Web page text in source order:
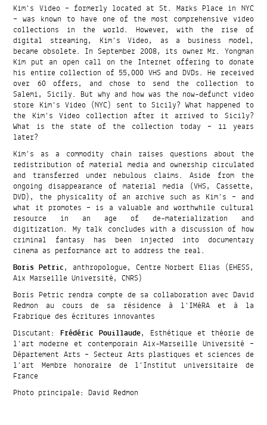
Kim’s Video – formerly located at St. Marks Place in NYC
– was known to have one of the most comprehensive video
collections in the world. However, with the rise of
digital streaming, Kim’s Video, as a business model,
became obsolete. In September 2008, its owner Mr. Yongman
Kim put an open call on the Internet offering to donate
his entire collection of 55,000 VHS and DVDs. He received
over 60 offers, and chose to send the collection to
Salemi, Sicily. But why and how was the now-defunct video
store Kim’s Video (NYC) sent to Sicily? What happened to
the Kim’s Video collection after it arrived to Sicily?
What is the state of the collection today – 11 years
later?
Kim’s as a commodity chain raises questions about the
redistribution of material media and ownership circulated
and transferred under nebulous claims. Aside from the
ongoing disappearance of material media (VHS, Cassette,
DVD), the physicality of an archive such as Kim’s – and
what it promotes – is a valuable and worthwhile cultural
resource in an age of de-materialization and
digitization. My talk concludes with a discussion of how
criminal fantasy has been injected into documentary
cinema as performance art to address the real.
Boris Petric, anthropologue, Centre Norbert Elias (EHESS,
Aix Marseille Université, CNRS)
Boris Petric rendra compte de sa collaboration avec David
Redmon au cours de sa résidence à l’IMéRA et à la
Frabrique des écritures innovantes
Discutant:Frédéric Pouillaude, Esthétique et théorie de
l’art moderne et contemporain Aix-Marseille Université –
Département Arts – Secteur Arts plastiques et sciences de
l’art Membre honoraire de l’Institut universitaire de
France
Photo principale: David Redmon